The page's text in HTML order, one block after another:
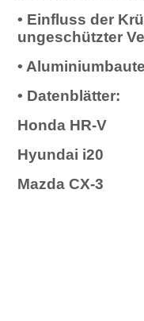
• Einfluss der
ungeschützter
•
• Datenblätter:
Honda HR-V
Hyundai i20
Mazda CX-3